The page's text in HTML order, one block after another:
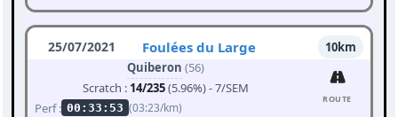
25/07/2021 Foulées du Large
10km
Quiberon (56)
Scratch : 14/235(5.96%) - 7/SEM
Perf : 00:33:53 (03:23/km)
ROUTE